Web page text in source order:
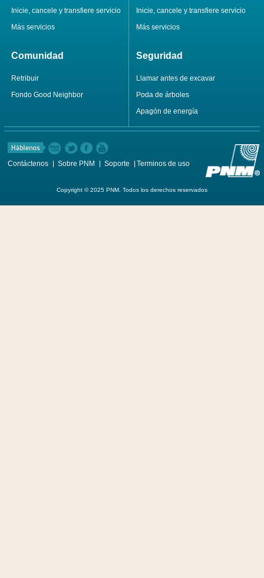
Inicie, cancele y transfiere servicio
Más servicios
Inicie, cancele y transfiere servicio
Más servicios
Comunidad
Retribuir
Fondo Good Neighbor
Seguridad
Llamar antes de excavar
Poda de árboles
Apagón de energía
Contáctenos Sobre PNM Soporte Terminos de uso
Copyright © 2025 PNM. Todos los derechos reservados